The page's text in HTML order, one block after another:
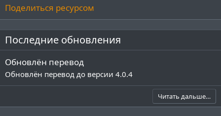
Поделиться ресурсом
Последние обновления
Обновлён перевод
Обновлён перевод до версии 4.0.4
Читать дальше…